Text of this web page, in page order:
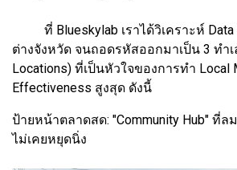
ที่ Blueskylab เราได้วิเคราะห์
ต่างจังหวัด จนถอดรหัสออกมาเป็น 3 ทำเ
Locations) ที่เป็นหัวใจของการทำ Local
Effectiveness สูงสุด ดังนี้
ป้ายหน้าตลาดสด: "Community Hub" ที่
ไม่เคยหยุดนิ่ง